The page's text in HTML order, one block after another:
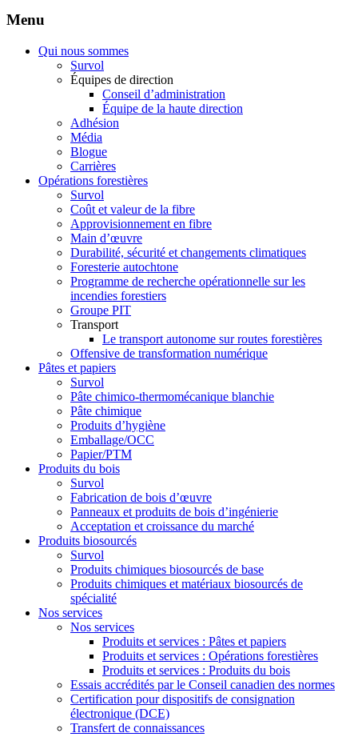
Menu
Qui nous sommes
Survol
Équipes de direction
Conseil d’administration
Équipe de la haute direction
Adhésion
Média
Blogue
Carrières
Opérations forestières
Survol
Coût et valeur de la fibre
Approvisionnement en fibre
Main d’œuvre
Durabilité, sécurité et changements climatiques
Foresterie autochtone
Programme de recherche opérationnelle sur les
incendies forestiers
Groupe PIT
Transport
Le transport autonome sur routes forestières
Offensive de transformation numérique
Pâtes et papiers
Survol
Pâte chimico-thermomécanique blanchie
Pâte chimique
Produits d’hygiène
Emballage/OCC
Papier/PTM
Produits du bois
Survol
Fabrication de bois d’œuvre
Panneaux et produits de bois d’ingénierie
Acceptation et croissance du marché
Produits biosourcés
Survol
Produits chimiques biosourcés de base
Produits chimiques et matériaux biosourcés de
spécialité
Nos services
Nos services
Produits et services : Pâtes et papiers
Produits et services : Opérations forestières
Produits et services : Produits du bois
Essais accrédités par le Conseil canadien des normes
Certification pour dispositifs de consignation
électronique (DCE)
Transfert de connaissances